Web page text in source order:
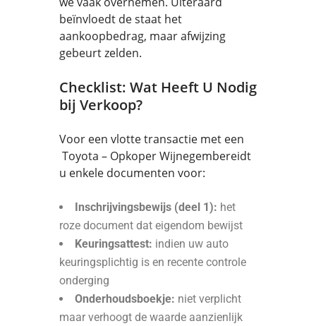
beïnvloedt de staat het
aankoopbedrag, maar afwijzing
gebeurt zelden.
Checklist: Wat Heeft U Nodig
bij Verkoop?
Voor een vlotte transactie met een
Toyota – Opkoper Wijnegembereidt
u enkele documenten voor:
Inschrijvingsbewijs (deel 1): het
roze document dat eigendom bewijst
Keuringsattest: indien uw auto
keuringsplichtig is en recente controle
onderging
Onderhoudsboekje: niet verplicht
maar verhoogt de waarde aanzienlijk